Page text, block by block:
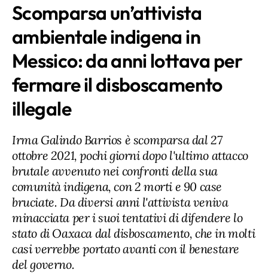
Scomparsa un’attivista
ambientale indigena in
Messico: da anni lottava per
fermare il disboscamento
illegale
Irma Galindo Barrios è scomparsa dal 27
ottobre 2021, pochi giorni dopo l'ultimo attacco
brutale avvenuto nei confronti della sua
comunità indigena, con 2 morti e 90 case
bruciate. Da diversi anni l'attivista veniva
minacciata per i suoi tentativi di difendere lo
stato di Oaxaca dal disboscamento, che in molti
casi verrebbe portato avanti con il benestare
del governo.